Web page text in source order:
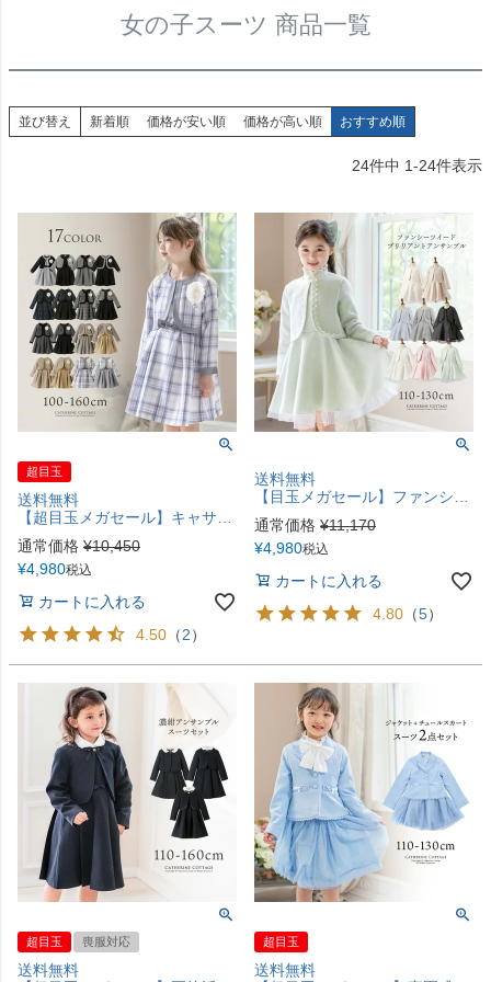
女の子スーツ 商品一覧
並び替え 新着順 価格が安い順 価格が高い順 おすすめ順
24件中 1-24件表示
超目玉
送料無料
【超目玉メガセール】キャサリンコテージ女の子スーツ キャップスリーブワンピースとボレロのセット コサージュ付きで入学式や卒業式 結婚式に最適 セレモニー 発表会 入園式 卒園式 黒 チェック フォーマル TAK キッズ 小学校 レンタルより安い
通常価格 ¥10,450
¥4,980税込
カートに入れる
4.50 （2）
送料無料
【目玉メガセール】ファンシーツイード ブリリアントアンサンブル TAK
通常価格 ¥11,170
¥4,980税込
カートに入れる
4.80 （5）
超目玉 喪服対応
送料無料
超目玉
送料無料